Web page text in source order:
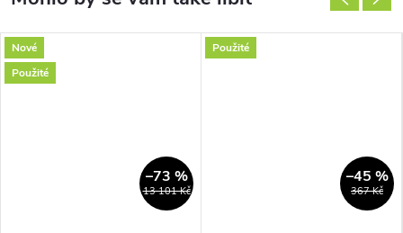
Nové
Použité
13 101 Kč
–73 %
Použité
367 Kč
–45 %